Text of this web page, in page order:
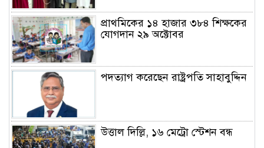
প্রাথমিকের ১৪ হাজার ৩৮৪ শিক্ষকের
যোগদান ২৯ অক্টোবর
পদত্যাগ করেছেন রাষ্ট্রপতি সাহাবুদ্দিন
উত্তাল দিল্লি, ১৬ মেট্রো স্টেশন বন্ধ